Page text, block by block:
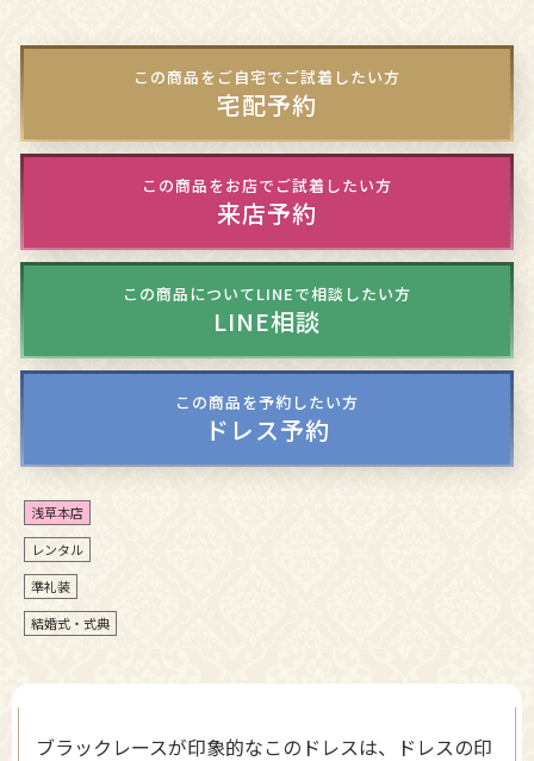
この商品をご自宅でご試着したい方
宅配予約
この商品をお店でご試着したい方
来店予約
この商品についてLINEで相談したい方
LINE相談
この商品を予約したい方
ドレス予約
浅草本店
レンタル
準礼装
結婚式・式典
ブラックレースが印象的なこのドレスは、ドレスの印